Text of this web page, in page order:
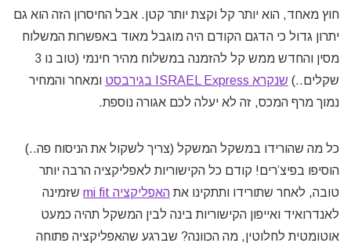
חוץ מאחד, הוא יותר קל וקצת יותר קטן. אבל החיסרון הזה הוא גם
יתרון גדול כי הדגם הקודם היה מוגבל מאוד באפשרות המשלוח
מסין והחדש ממש קל להזמנה במשלוח מהיר חינמי (טוב נו 3
שקלים..) שנקרא ISRAEL Express בגירבסט
ומאחר והמחיר
נמוך מרף המכס, זה לא יעלה לכם אגורה נוספת.
כל מה שהורידו במשקל המשקל (צריך לשקול את הניסוח פה..)
הוסיפו בפיצ’רים! קודם כל הקישוריות לאפליקציה הרבה יותר
טובה, לאחר שתורידו ותתקינו את האפליקציה mi fit
שזמינה
לאנדרואיד ואייפון הקישוריות בינה לבין המשקל תהיה כמעט
אוטומטית לחלוטין, מה הכוונה? שברגע שהאפליקציה פתוחה